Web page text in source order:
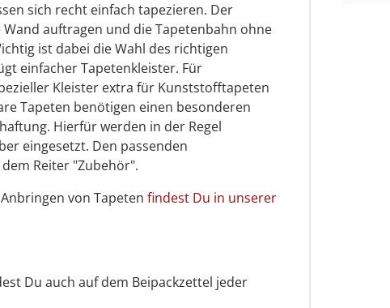
sich recht einfach tapezieren. Der
auftragen und die Tapetenbahn ohne
ist dabei die Wahl des richtigen
einfacher Tapetenkleister. Für
Kleister extra für Kunststofftapeten
Tapeten benötigen einen besonderen
Hierfür werden in der Regel
eingesetzt. Den passenden
Reiter "Zubehör".
von Tapeten findest Du in unserer
Du auch auf dem Beipackzettel jeder